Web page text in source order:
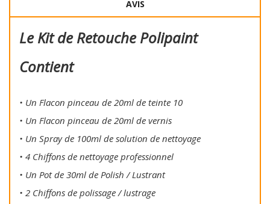
AVIS
Le Kit de Retouche Polipaint
Contient
• Un Flacon pinceau de 20ml de teinte 10
• Un Flacon pinceau de 20ml de vernis
• Un Spray de 100ml de solution de nettoyage
• 4 Chiffons de nettoyage professionnel
• Un Pot de 30ml de Polish / Lustrant
• 2 Chiffons de polissage / lustrage